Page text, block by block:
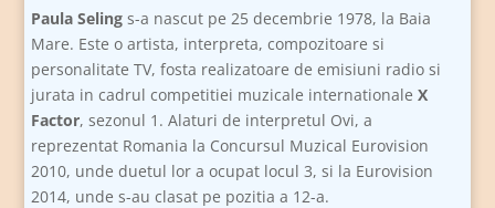
Paula Seling s-a nascut pe 25 decembrie 1978, la Baia
Mare. Este o artista, interpreta, compozitoare si
personalitate TV, fosta realizatoare de emisiuni radio si
jurata in cadrul competitiei muzicale internationaleX
Factor, sezonul 1. Alaturi de interpretul Ovi, a
reprezentat Romania la Concursul Muzical Eurovision
2010, unde duetul lor a ocupat locul 3, si la Eurovision
2014, unde s-au clasat pe pozitia a 12-a.